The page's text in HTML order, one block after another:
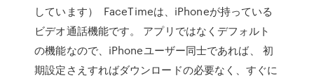
しています） FaceTimeは、iPhoneが持っている
ビデオ通話機能です。 アプリではなくデフォルト
の機能なので、iPhoneユーザー同士であれば、 初
期設定さえすればダウンロードの必要なく、すぐに